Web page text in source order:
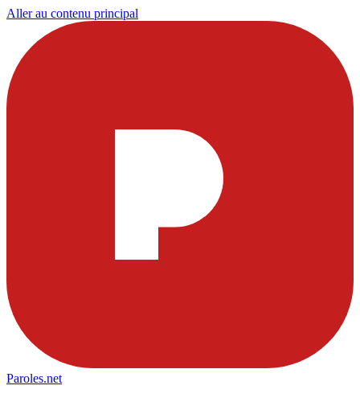
Aller au contenu principal
Paroles.net